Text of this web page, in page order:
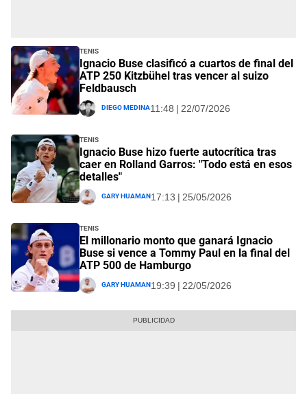
Tenis
Ignacio Buse clasificó a cuartos de final del
ATP 250 Kitzbühel tras vencer al suizo
Feldbausch
Diego Medina11:48 | 22/07/2026
Tenis
Ignacio Buse hizo fuerte autocrítica tras
caer en Rolland Garros: "Todo está en esos
detalles"
Gary Huaman17:13 | 25/05/2026
Tenis
El millonario monto que ganará Ignacio
Buse si vence a Tommy Paul en la final del
ATP 500 de Hamburgo
Gary Huaman19:39 | 22/05/2026